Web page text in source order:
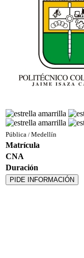
Pública / Medellín
Matrícula
CNA
Duración
PIDE INFORMACIÓN